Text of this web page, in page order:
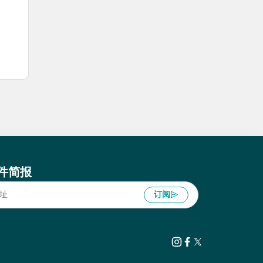
简报
订阅